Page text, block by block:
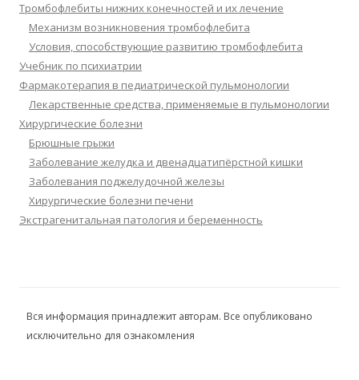
Тромбофлебиты нижних конечностей и их лечение
Механизм возникновения тромбофлебита
Условия, способствующие развитию тромбофлебита
Учебник по психиатрии
Фармакотерапия в педиатрической пульмонологии
Лекарственные средства, применяемые в пульмонологии
Хирургические болезни
Брюшные грыжи
Заболевание желудка и двенадцатипёрстной кишки
Заболевания поджелудочной железы
Хирургические болезни печени
Экстрагенитальная патология и беременность
Вся информация принадлежит авторам. Все опубликовано
исключительно для ознакомления